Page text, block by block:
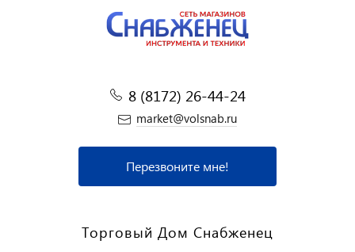
8 (8172) 26-44-24
market@volsnab.ru
Перезвоните мне!
Торговый Дом Снабженец